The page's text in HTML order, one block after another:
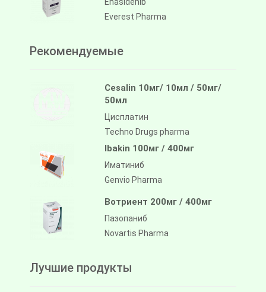
Enasidenib
Everest Pharma
Рекомендуемые
Cesalin 10мг/ 10мл / 50мг/
50мл
Цисплатин
Techno Drugs pharma
Ibakin 100мг / 400мг
Иматиниб
Genvio Pharma
Вотриент 200мг / 400мг
Пазопаниб
Novartis Pharma
Лучшие продукты